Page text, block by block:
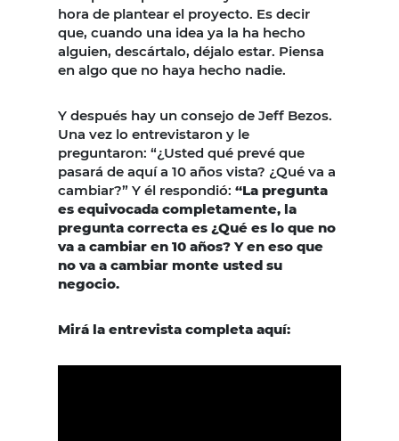
hora de plantear el proyecto. Es decir
que, cuando una idea ya la ha hecho
alguien, descártalo, déjalo estar. Piensa
en algo que no haya hecho nadie.
Y después hay un consejo de Jeff Bezos.
Una vez lo entrevistaron y le
preguntaron: “¿Usted qué prevé que
pasará de aquí a 10 años vista? ¿Qué va a
cambiar?” Y él respondió: “La pregunta
es equivocada completamente, la
pregunta correcta es ¿Qué es lo que no
va a cambiar en 10 años? Y en eso que
no va a cambiar monte usted su
negocio.
Mirá la entrevista completa aquí: